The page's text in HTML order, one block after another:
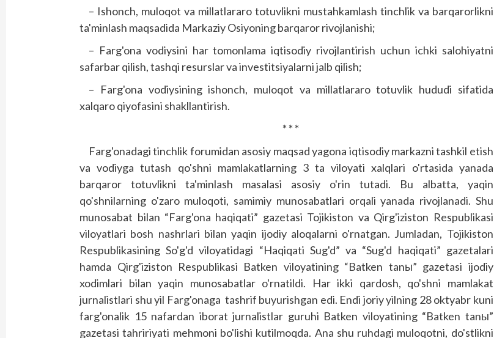
– Ishonch, muloqot va millatlararo totuvlikni mustahkamlash tinchlik va barqarorlikni
ta'minlash maqsadida Markaziy Osiyoning barqaror rivojlanishi;
– Farg'ona vodiysini har tomonlama iqtisodiy rivojlantirish uchun ichki salohiyatni
safarbar qilish, tashqi resurslar va investitsiyalarni jalb qilish;
– Farg'ona vodiysining ishonch, muloqot va millatlararo totuvlik hududi sifatida
xalqaro qiyofasini shakllantirish.
* * *
Farg'onadagi tinchlik forumidan asosiy maqsad yagona iqtisodiy markazni tashkil etish
va vodiyga tutash qo'shni mamlakatlarning 3 ta viloyati xalqlari o'rtasida yanada
barqaror totuvlikni ta'minlash masalasi asosiy o'rin tutadi. Bu albatta, yaqin
qo'shnilarning o'zaro muloqoti, samimiy munosabatlari orqali yanada rivojlanadi. Shu
munosabat bilan “Farg'ona haqiqati” gazetasi Tojikiston va Qirg'iziston Respublikasi
viloyatlari bosh nashrlari bilan yaqin ijodiy aloqalarni o'rnatgan. Jumladan, Tojikiston
Respublikasining So'g'd viloyatidagi “Haqiqati Sug'd” va “Sug'd haqiqati” gazetalari
hamda Qirg'iziston Respublikasi Batken viloyatining “Batken tanы” gazetasi ijodiy
xodimlari bilan yaqin munosabatlar o'rnatildi. Har ikki qardosh, qo'shni mamlakat
jurnalistlari shu yil Farg'onaga tashrif buyurishgan edi. Endi joriy yilning 28 oktyabr kuni
farg'onalik 15 nafardan iborat jurnalistlar guruhi Batken viloyatining “Batken tanы”
gazetasi tahririyati mehmoni bo'lishi kutilmoqda. Ana shu ruhdagi muloqotni, do'stlikni